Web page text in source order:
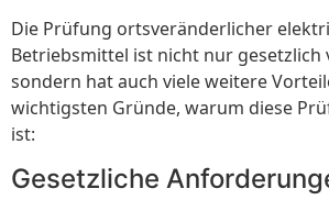
Die Prüfung ortsveränderlicher
Betriebsmittel ist nicht nur gesetzlich
sondern hat auch viele weitere
wichtigsten Gründe, warum diese
ist:
Gesetzliche